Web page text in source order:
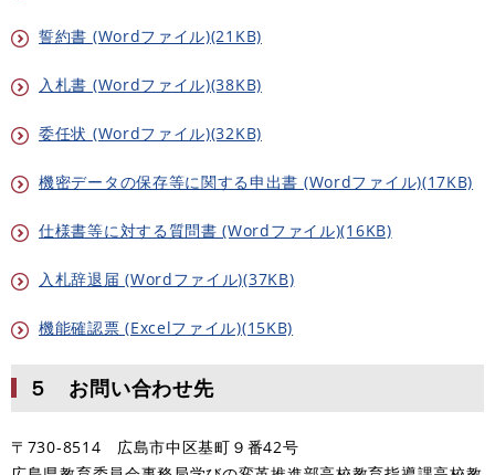
誓約書 (Wordファイル)(21KB)
入札書 (Wordファイル)(38KB)
委任状 (Wordファイル)(32KB)
機密データの保存等に関する申出書 (Wordファイル)(17KB)
仕様書等に対する質問書 (Wordファイル)(16KB)
入札辞退届 (Wordファイル)(37KB)
機能確認票 (Excelファイル)(15KB)
５ お問い合わせ先
〒730-8514 広島市中区基町９番42号